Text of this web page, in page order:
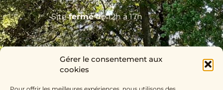
Gérer le consentement aux
cookies
Siteferméde 12h à 17h